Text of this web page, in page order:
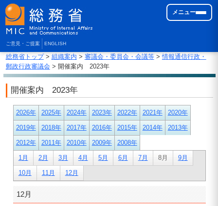
ご意見・ご提案 ENGLISH
メニュー
総務省トップ> 組織案内 > 審議会・委員会・会議等>情報通信行政・
郵政行政審議会 > 開催案内 2023年
開催案内 2023年
2026年 2025年 2024年 2023年 2022年 2021年 2020年
2019年 2018年 2017年 2016年 2015年 2014年 2013年
2012年 2011年 2010年 2009年 2008年
1月 2月 3月 4月 5月 6月 7月 8月 9月
10月 11月 12月
12月